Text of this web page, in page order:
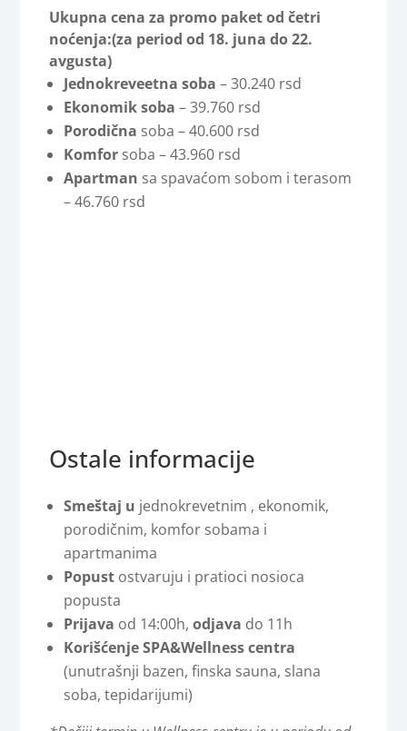
Ukupna cena za promo paket od četri
noćenja:(za period od 18. juna do 22.
avgusta)
Jednokreveetna soba – 30.240 rsd
Ekonomik soba – 39.760 rsd
Porodična soba – 40.600 rsd
Komforsoba – 43.960 rsd
Apartman sa spavaćom sobom i terasom
– 46.760 rsd
Ostale informacije
Smeštaj u jednokrevetnim , ekonomik,
porodičnim, komfor sobama i
apartmanima
Popust ostvaruju i pratioci nosioca
popusta
Prijava od 14:00h, odjava do 11h
Korišćenje SPA&Wellness centra
(unutrašnji bazen, finska sauna, slana
soba, tepidarijumi)